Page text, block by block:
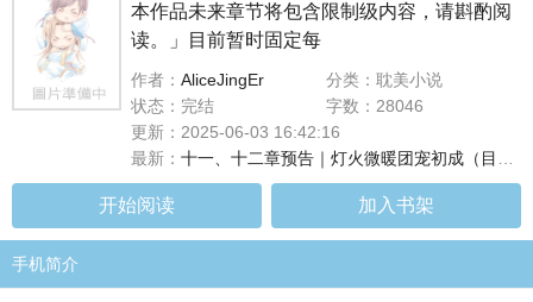
本作品未来章节将包含限制级内容，请斟酌阅
读。」目前暂时固定每
作者： AliceJingEr
分类：耽美小说
状态：完结
字数：28046
更新：2025-06-03 16:42:16
最新： 十一、十二章预告｜灯火微暖团宠初成（目前连载至第十章，#十一、十二章将於下周二早上8点更新！）
开始阅读 加入书架
手机简介